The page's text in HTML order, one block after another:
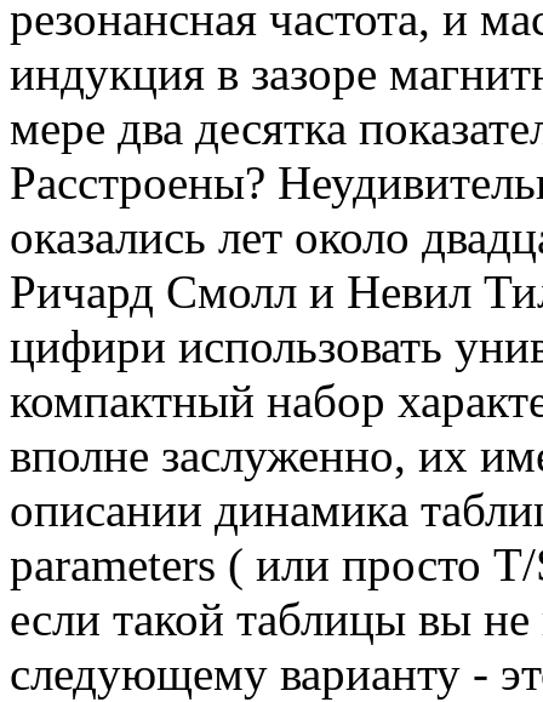
резонансная частота, и
индукция в зазоре
мере два десятка
Расстроены?
оказались лет около
Ричард Смолл и Невил
цифири использовать
компактный набор
вполне заслуженно, их
описании динамика
parameters ( или просто
если такой таблицы вы
следующему варианту -